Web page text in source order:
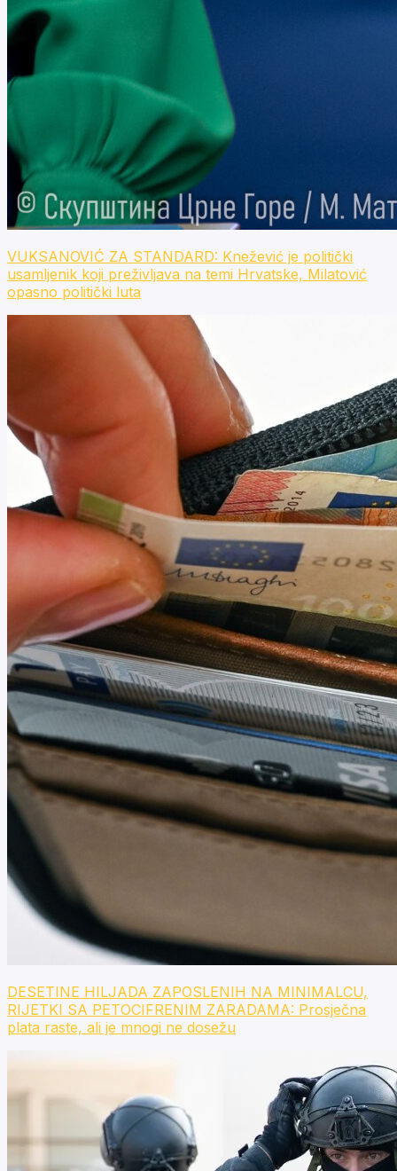
VUKSANOVIĆ ZA STANDARD: Knežević je politički
usamljenik koji preživljava na temi Hrvatske, Milatović
opasno politički luta
DESETINE HILJADA ZAPOSLENIH NA MINIMALCU,
RIJETKI SA PETOCIFRENIM ZARADAMA: Prosječna
plata raste, ali je mnogi ne dosežu